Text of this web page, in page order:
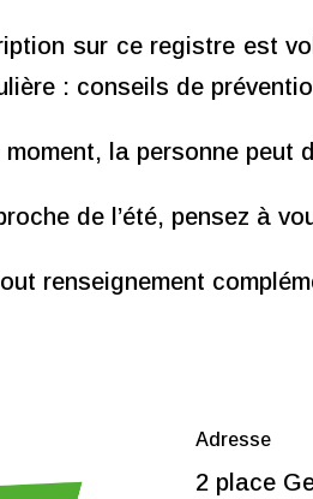
sur ce registre est
: conseils de
la personne peut
de l’été, pensez à
renseignement
Adresse
2 place